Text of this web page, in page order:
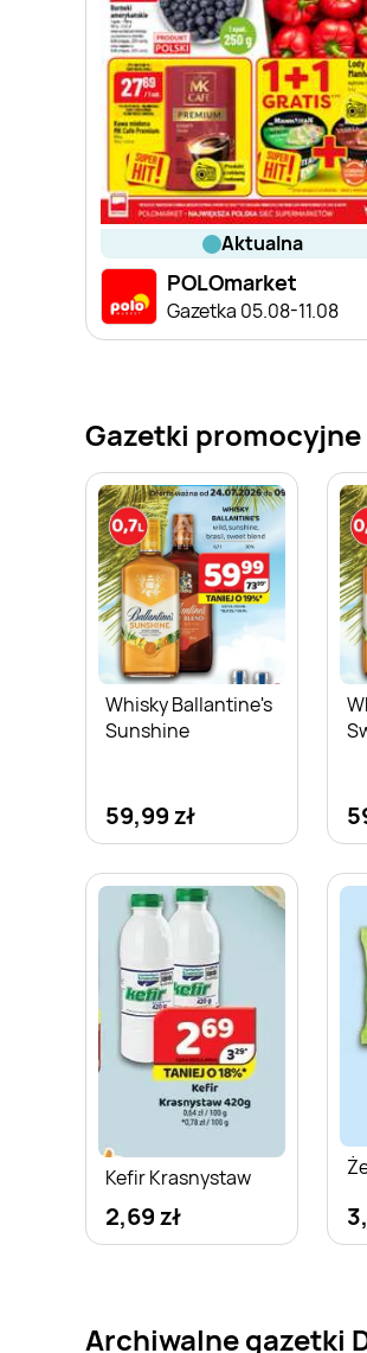
aktualna
POLOmarket
Gazetka 05.08-11.08
Gazetki
Whisky Ballantine's
Sunshine
59,99 zł
Kefir Krasnystaw
2,69 zł
Archiwalne gazetki